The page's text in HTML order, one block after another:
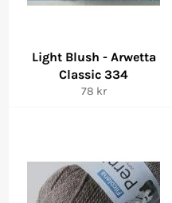
Light Blush - Arwetta
Classic 334
Vanlig
78 kr